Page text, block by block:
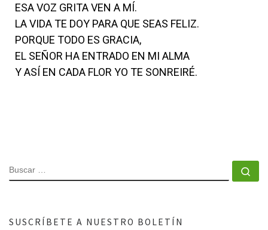
ESA VOZ GRITA VEN A MÍ.
LA VIDA TE DOY PARA QUE SEAS FELIZ.
PORQUE TODO ES GRACIA,
EL SEÑOR HA ENTRADO EN MI ALMA
Y ASÍ EN CADA FLOR YO TE SONREIRÉ.
SUSCRÍBETE A NUESTRO BOLETÍN